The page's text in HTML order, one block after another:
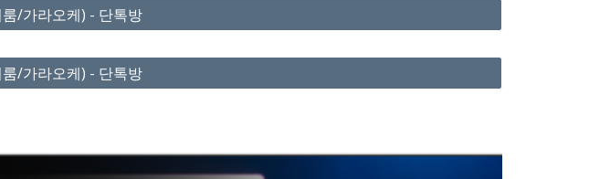
/가라오케) - 단톡방
/가라오케) - 단톡방